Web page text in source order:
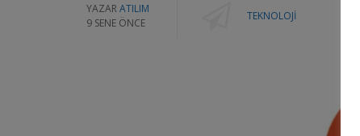
YAZAR ATILIM
9 SENE ÖNCE
TEKNOLOJI